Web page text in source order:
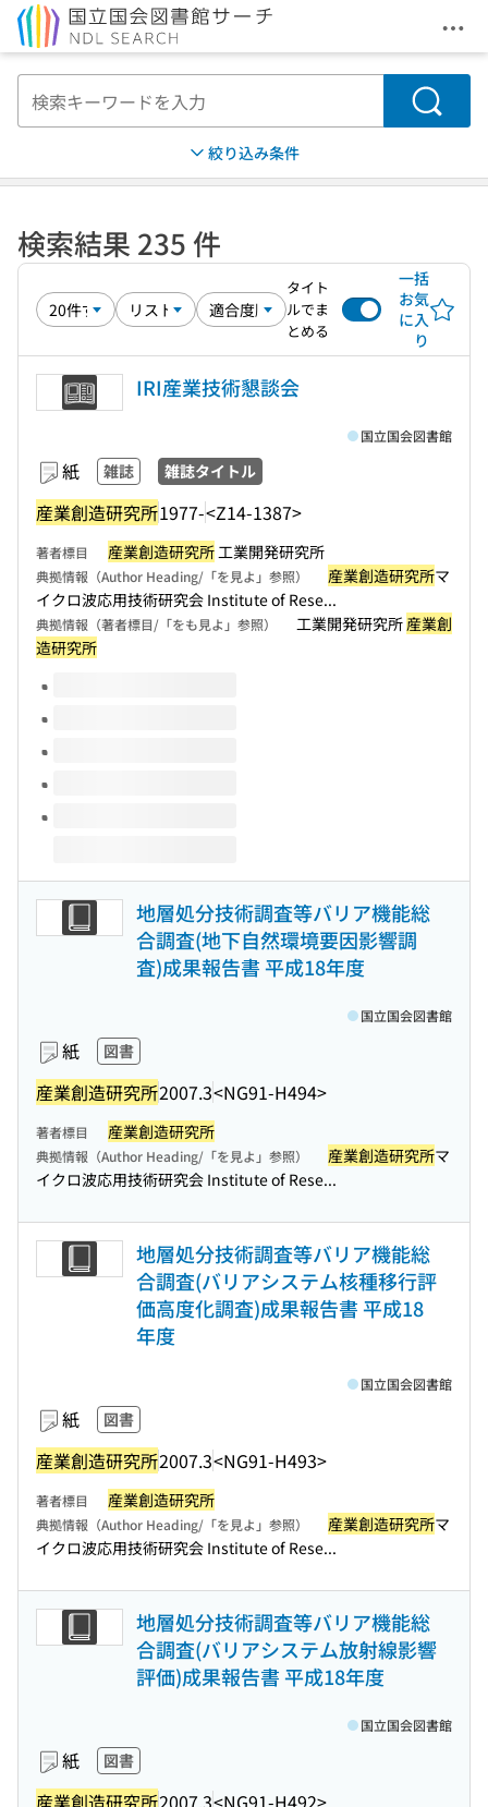
メ
検索
絞り込み条件
検索結果 235 件
タイト
ルでま
とめる
一括
お気
に入
り
IRI産業技術懇談会
紙 雑誌 雑誌タイトル
産業創造研究所1977-<Z14-1387>
国立国会図書館
著者標目 産業創造研究所工業開発研究所
典拠情報（Author Heading/「を見よ」参照） 産業創造研究所マ
イクロ波応用技術研究会 Institute of Rese...
典拠情報（著者標目/「をも見よ」参照） 工業開発研究所産業創
造研究所
このタイトルの巻号
地層処分技術調査等バリア機能総
合調査(地下自然環境要因影響調
査)成果報告書 平成18年度
紙 図書
産業創造研究所2007.3<NG91-H494>
国立国会図書館
著者標目 産業創造研究所
典拠情報（Author Heading/「を見よ」参照） 産業創造研究所マ
イクロ波応用技術研究会 Institute of Rese...
地層処分技術調査等バリア機能総
合調査(バリアシステム核種移行評
価高度化調査)成果報告書 平成18
年度
紙 図書
産業創造研究所2007.3<NG91-H493>
国立国会図書館
著者標目 産業創造研究所
典拠情報（Author Heading/「を見よ」参照） 産業創造研究所マ
イクロ波応用技術研究会 Institute of Rese...
地層処分技術調査等バリア機能総
合調査(バリアシステム放射線影響
評価)成果報告書 平成18年度
紙 図書
産業創造研究所2007.3<NG91-H492>
国立国会図書館